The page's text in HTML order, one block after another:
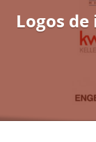
Logos